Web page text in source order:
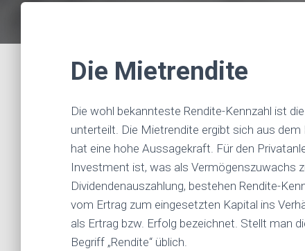
Die Mietrendite
Die wohl bekannteste Rendite-Kennzahl ist
unterteilt. Die Mietrendite ergibt sich aus
hat eine hohe Aussagekraft. Für den
Investment ist, was als Vermögenszuwachs
Dividendenauszahlung, bestehen Rendite-
vom Ertrag zum eingesetzten Kapital ins
als Ertrag bzw. Erfolg bezeichnet. Stellt man
Begriff „Rendite“ üblich.